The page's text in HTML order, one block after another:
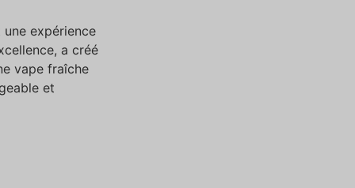
expérience
a créé
vape fraîche
et